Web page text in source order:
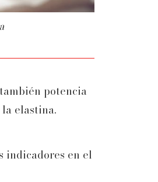
potencia
elastina.
indicadores en el